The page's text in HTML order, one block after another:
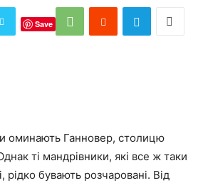
Save
оминають Ганновер, столицю
ті мандрівники, які все ж таки
рідко бувають розчаровані. Від